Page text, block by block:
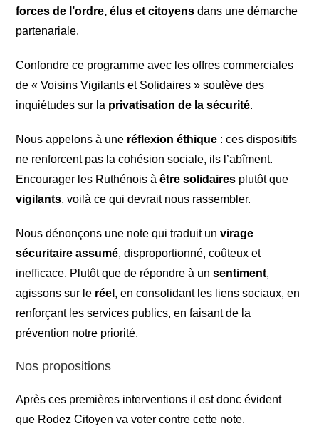
forces de l’ordre, élus et citoyens dans une démarche
partenariale.
Confondre ce programme avec les offres commerciales
de « Voisins Vigilants et Solidaires » soulève des
inquiétudes sur la privatisation de la sécurité.
Nous appelons à une réflexion éthique : ces dispositifs
ne renforcent pas la cohésion sociale, ils l’abîment.
Encourager les Ruthénois àêtre solidaires plutôt que
vigilants, voilà ce qui devrait nous rassembler.
Nous dénonçons une note qui traduit unvirage
sécuritaire assumé, disproportionné, coûteux et
inefficace. Plutôt que de répondre à unsentiment,
agissons sur le réel , en consolidant les liens sociaux, en
renforçant les services publics, en faisant de la
prévention notre priorité.
Nos propositions
Après ces premières interventions il est donc évident
que Rodez Citoyen va voter contre cette note.